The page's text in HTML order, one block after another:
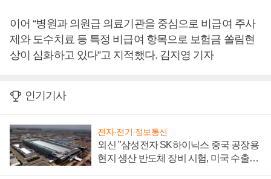
이어 “병원과 의원급 의료기관을 중심으로 비급여 주사
제와 도수치료 등 특정 비급여 항목으로 보험금 쏠림현
상이 심화하고 있다”고 지적했다. 김지영 기자
인기기사
전자·전기·정보통신
외신 "삼성전자 SK하이닉스 중국 공장용
현지 생산 반도체 장비 시험, 미국 수출통